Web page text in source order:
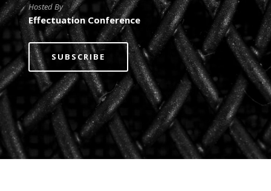
Hosted By
Effectuation Conference
SUBSCRIBE